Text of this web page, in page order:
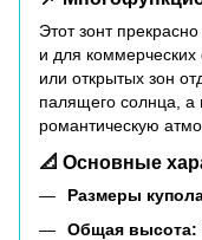
Этот зонт
и для коммерческих
или открытых зон
палящего солнца, а
романтическую
📐 Основные
Размеры
Общая высота: